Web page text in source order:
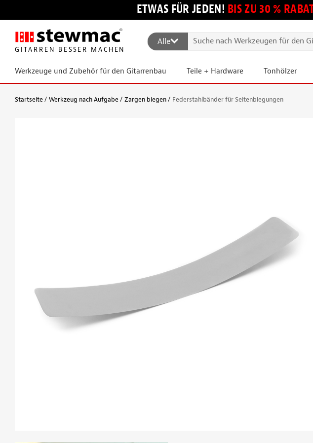
ETWAS FÜR JEDEN! BIS ZU 30 %
GITARREN BESSER MACHEN
Alle
Werkzeuge und Zubehör für den Gitarrenbau Teile + Hardware Tonhölzer
Startseite Werkzeug nach Aufgabe Zargen biegen Federstahlbänder für Seitenbiegungen